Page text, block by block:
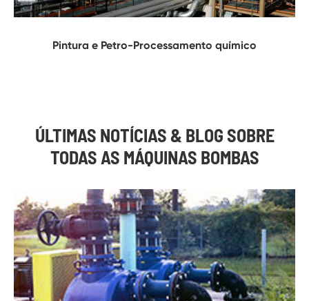
Pintura e Petro-Processamento químico
ÚLTIMAS NOTÍCIAS & BLOG SOBRE
TODAS AS MÁQUINAS BOMBAS